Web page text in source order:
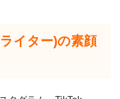
イター)の素顔